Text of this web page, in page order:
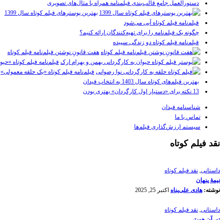
دستورالعمل جامع قالب‌بندی فیلمنامه همراه با مثال‌های تصویری
بهترین پوسترهای فیلم کوتاه سال 1399
فیلم‌نامه فیلم کوتاه آبی می‌شود
چگونه یک فیلم‌نامه را برای تهیه‌کنندگان ارائه کنیم؟
فیلم‌نامه فیلم کوتاه دو زندگی سپیده
هفت قانونِ نوشتن فیلم‌نامه فیلم کوتاه
فیلم‌نامه فیلم کوتاه
فیلم‌نامه فیلم کوتاه «یک حلقه معمولی»
بهترین فیلم‌های کوتاه سال 1403 به انتخاب فیدان
13 نکته برای «دستیار اول کارگردان» بهتری بودن
شناسنامه فیدان
تماس با ما
سیستم ارزش‌گذاری فیلم‌ها
نقد فیلم کوتاه
داستانی, نقد فیلم کوتاه
نیمۀ پنهان
نوشته: هادی علی‌پناه اکتبر 25, 2025
داستانی, نقد فیلم کوتاه